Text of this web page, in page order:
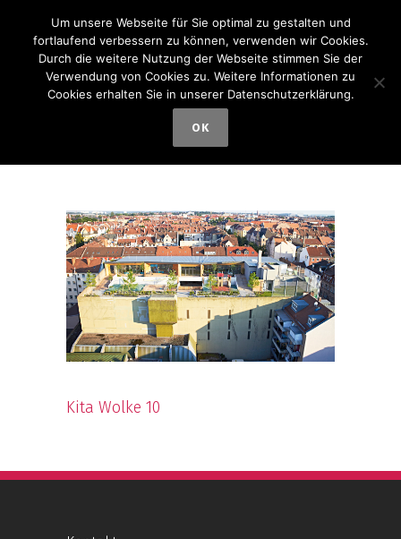
Kita Wolke 10
Kita Wolke 10
Um unsere Webseite für Sie optimal zu gestalten und
fortlaufend verbessern zu können, verwenden wir Cookies.
Durch die weitere Nutzung der Webseite stimmen Sie der
Verwendung von Cookies zu. Weitere Informationen zu
Cookies erhalten Sie in unserer Datenschutzerklärung.
OK